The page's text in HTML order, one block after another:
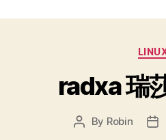
radxa 瑞
Post
By Robin